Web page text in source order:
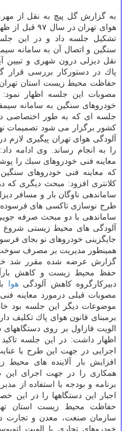
به گزارش گل پیچ به نقل از
هوای تهران در
تشكیل جلسه داد و در این
سنگین و اتصال آن به سامانه
نقل دیزلی درون شهری و تبیین
پاك در دستوركار بررسی قرار
حفاظت محیط زیست استان
مصوبات این جلسه اظهار
خودروهای سنگین به سامانه
جلسه ای كه به طور اختصاصی
كشور برگزار می شود تصمیمات
آلودگی هوای تهران پیگیری لازم
را به انجام رساند. وی ادامه
معاینه فنی خودروهای سبك را
كه معاینه فنی خودروهای
كلانتری افزود: مبحث دیگری
ساماندهی ناوگان بار و مسافر
طرح نوسازی تاكسی های
ساماندهی با دو مبحث صرفه
آلودگی های محیط زیستی
جایگزینی خودروهای نو بجای
همینطور مدیریت بر مصرف سوخت
گزارش عرضه شده مقرر شد
حفظ محیط زیست و كاهش
دبیركارگروه كاهش آلودگیهوا
مصوبات قبلی درمورد معاینه فنی
موضوعات دیگر این جلسه بود
برمبنای قانون هوای پاك تكلیف
الویت فازاول بر روی
اظهار داشت: در این جلسه
اجرایی در جهت این طرح با
افزایش بار آلاینده های
همكاری را در جهت اجرای این
برنامه و بودجه با استفاده از
اجبار این دستگاهها را در این
حفاظت محیط زیست استان
سازمان صنعت، معدن و تجارت
خودروهای تجاری با الویت